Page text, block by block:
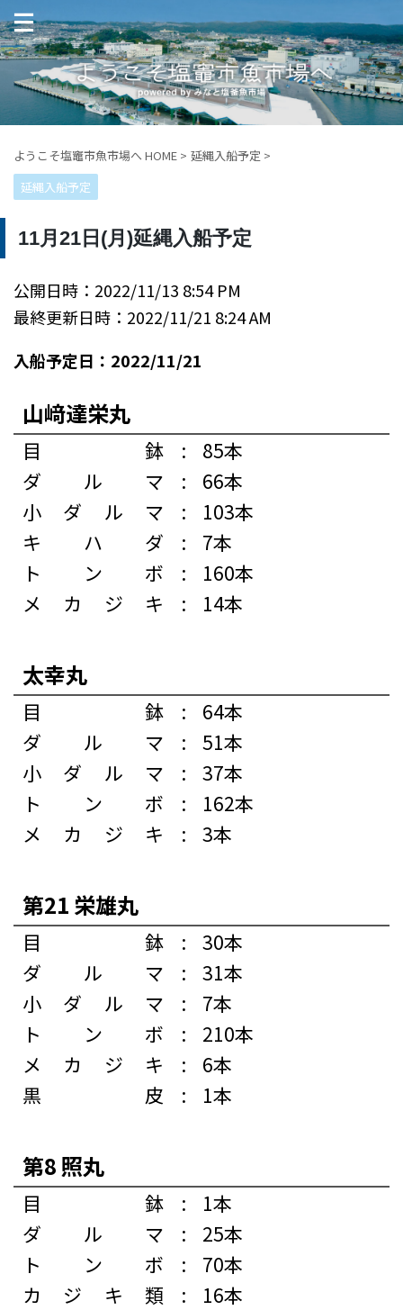
ようこそ塩竈市魚市場へ HOME > 延縄入船予定 >
延縄入船予定
11月21日(月)延縄入船予定
公開日時：2022/11/13 8:54 PM
最終更新日時：2022/11/21 8:24 AM
入船予定日：2022/11/21
山﨑達栄丸
目鉢 :
85本
ダルマ
:
66本
小ダルマ
:
103本
キハダ
:
7本
トンボ
:
160本
メカジキ
: 14本
太幸丸
目鉢 :
64本
ダルマ
:
51本
小ダルマ
:
37本
トンボ
:
162本
メカジキ
: 3本
第21 栄雄丸
目鉢 :
30本
ダルマ
:
31本
小ダルマ
:
7本
トンボ
:
210本
メカジキ
:
6本
黒皮
: 1本
第8 照丸
目鉢 :
1本
ダルマ
:
25本
トンボ
:
70本
カジキ類
: 16本